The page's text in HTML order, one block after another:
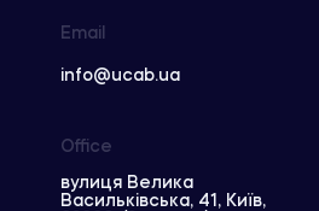
Email
info@ucab.ua
Office
вулиця Велика
Васильківська, 41, Київ,